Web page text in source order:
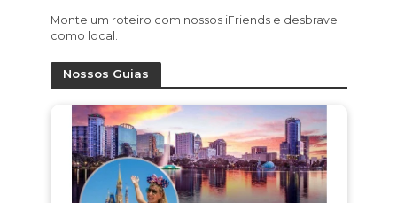
Monte um roteiro com nossos iFriends e desbrave
como local.
Nossos Guias